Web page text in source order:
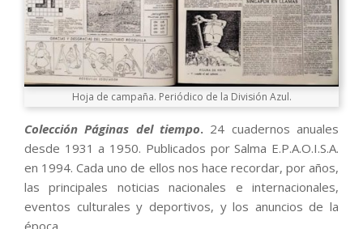
Hoja de campaña. Periódico de la División Azul.
Colección Páginas del tiempo. 24 cuadernos anuales
desde 1931 a 1950. Publicados por Salma E.P.A.O.I.S.A.
en 1994. Cada uno de ellos nos hace recordar, por años,
las principales noticias nacionales e internacionales,
eventos culturales y deportivos, y los anuncios de la